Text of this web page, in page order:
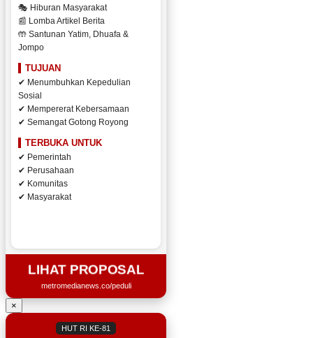
🎭 Hiburan Masyarakat
📰 Lomba Artikel Berita
🤲 Santunan Yatim, Dhuafa &
Jompo
TUJUAN
✔ Menumbuhkan Kepedulian
Sosial
✔ Mempererat Kebersamaan
✔ Semangat Gotong Royong
TERBUKA UNTUK
✔ Pemerintah
✔ Perusahaan
✔ Komunitas
✔ Masyarakat
LIHAT PROPOSAL
metromedianews.co/peduli
×
HUT RI KE-81